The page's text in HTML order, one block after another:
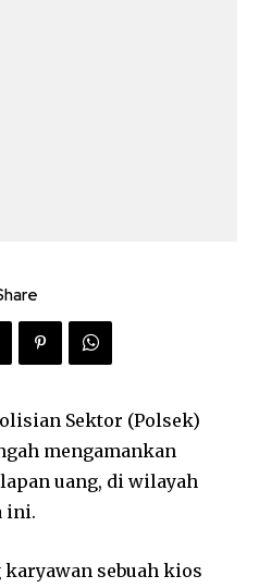
Sektor (Polsek)
mengamankan
uang, di wilayah
ini.
karyawan sebuah kios